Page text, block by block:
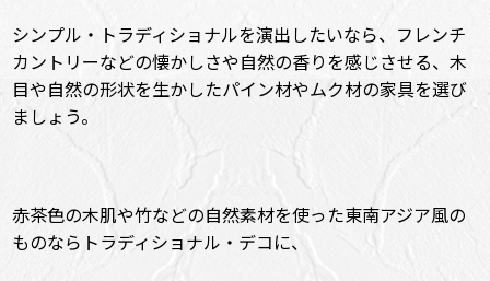
シンプル・トラディショナルを演出したいなら、フレンチ
カントリーなどの懐かしさや自然の香りを感じさせる、木
目や自然の形状を生かしたパイン材やムク材の家具を選び
ましょう。
赤茶色の木肌や竹などの自然素材を使った東南アジア風の
ものならトラディショナル・デコに、